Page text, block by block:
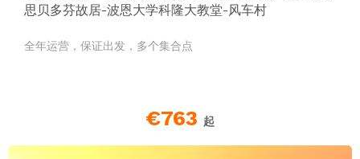
思贝多芬故居-波恩大学科隆大教堂-风车村
全年运营，保证出发，多个集合点
€763 起